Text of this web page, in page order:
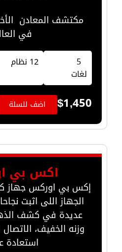
مكتشف المعادن
في
5
لغات
12 نظام
$1,450 اضف للسلة
اكس بي
إكس بي اوركس جهاز
الجهاز اللى اثبت
عديدة في كشف
وزنه الخفيف،
استعادة